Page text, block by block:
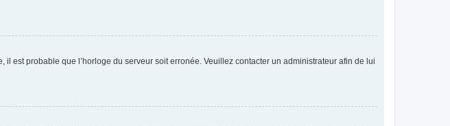
est probable que l’horloge du serveur soit erronée. Veuillez contacter un administrateur afin de lui